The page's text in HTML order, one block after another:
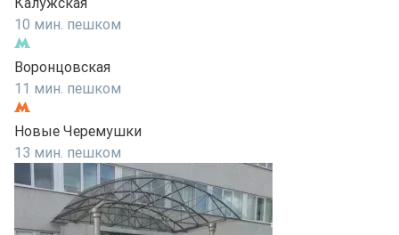
10 мин. пешком
Воронцовская
11 мин. пешком
Новые Черемушки
13 мин. пешком